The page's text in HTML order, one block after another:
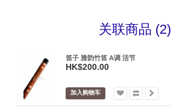
关联商品 (2)
笛子 雅韵竹笛 A调 活节
HK$200.00
加入购物车